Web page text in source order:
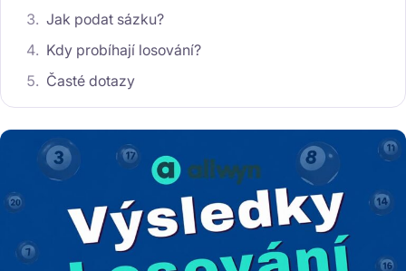
Jak podat sázku?
Kdy probíhají losování?
Časté dotazy